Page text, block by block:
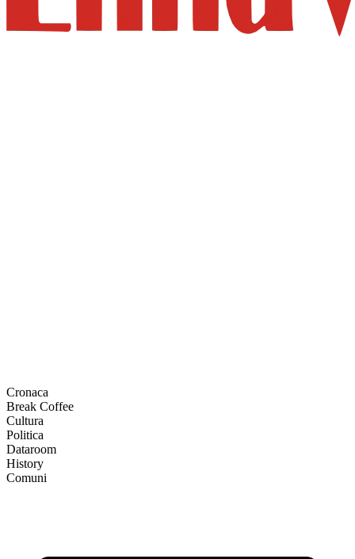
Cronaca
Break Coffee
Cultura
Politica
Dataroom
History
Comuni